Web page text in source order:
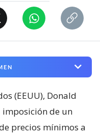
(EEUU), Donald
imposición de un
precios mínimos a